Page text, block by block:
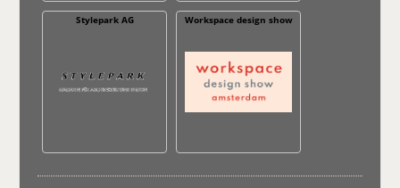
Stylepark AG Workspace design show